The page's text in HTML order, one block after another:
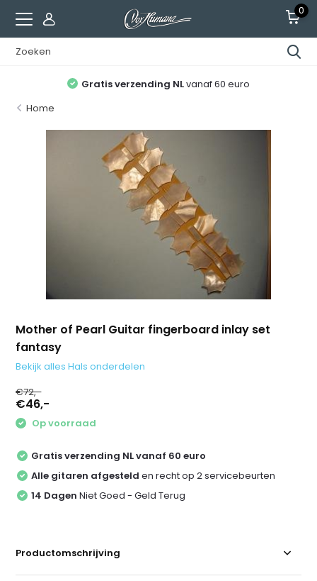
0
Gratis verzending NLvanaf 60 euro
Home
Mother of Pearl Guitar fingerboard inlay set
fantasy
Bekijk alles Hals onderdelen
€72,-
€46,-
Op voorraad
Gratis verzending NL vanaf 60 euro
Alle gitaren afgesteld en recht op 2 servicebeurten
14 Dagen Niet Goed - Geld Terug
Productomschrijving